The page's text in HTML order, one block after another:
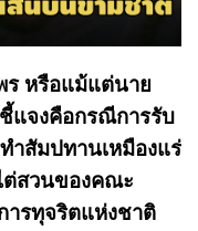
ร หรือแม้แต่นาย
แจงคือกรณีการรับ
ำสัมปทานเหมืองแร่
ต่สวนของคณะ
ารทุจริตแห่งชาติ